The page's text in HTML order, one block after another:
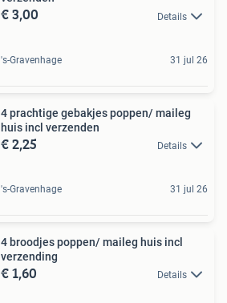
€ 3,00 Details
's-Gravenhage 31 jul 26
4 prachtige gebakjes poppen/ maileg
huis incl verzenden
€ 2,25 Details
's-Gravenhage 31 jul 26
4 broodjes poppen/ maileg huis incl
verzending
€ 1,60 Details